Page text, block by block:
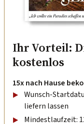
Ihr Vorteil:
kostenlos
15x nach Hause
Wunsch-
liefern lassen
Mindestlaufzeit: